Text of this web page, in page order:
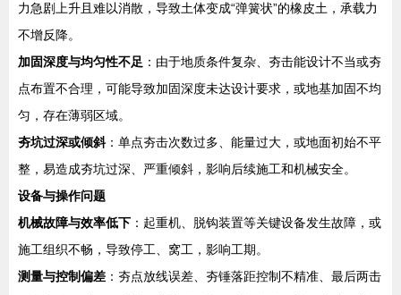
力急剧上升且难以消散，导致土体变成“弹簧状”的橡皮土，承载力
不增反降。
加固深度与均匀性不足 ：由于地质条件复杂、夯击能设计不当或夯
点布置不合理，可能导致加固深度未达设计要求，或地基加固不均
匀，存在薄弱区域。
夯坑过深或倾斜：单点夯击次数过多、能量过大，或地面初始不平
整，易造成夯坑过深、严重倾斜，影响后续施工和机械安全。
设备与操作问题
机械故障与效率低下 ：起重机、脱钩装置等关键设备发生故障，或
施工组织不畅，导致停工、窝工，影响工期。
测量与控制偏差 ：夯点放线误差、夯锤落距控制不精准、最后两击